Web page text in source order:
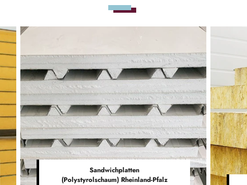
Sandwichplatten
(Polystyrolschaum) Rheinland-Pfalz